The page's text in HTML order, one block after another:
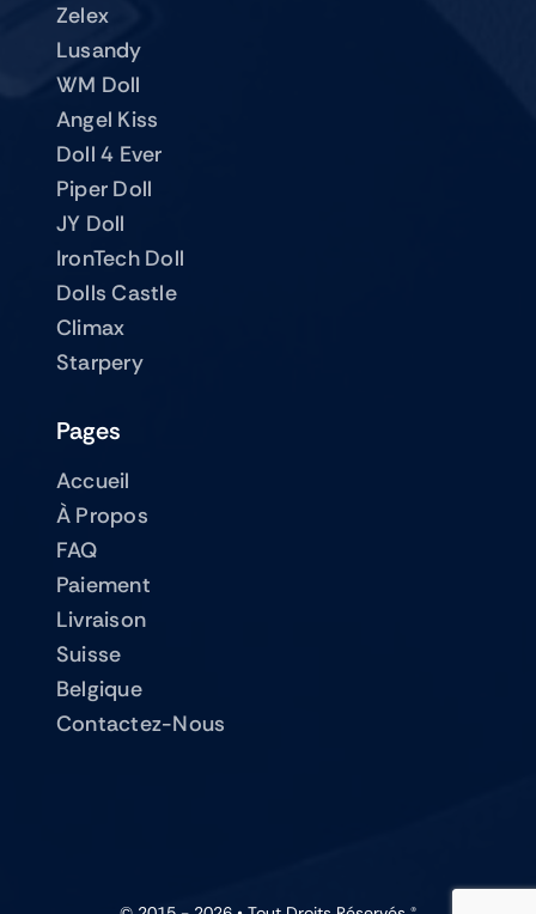
Zelex
Lusandy
WM Doll
Angel Kiss
Doll 4 Ever
Piper Doll
JY Doll
IronTech Doll
Dolls Castle
Climax
Starpery
Pages
Accueil
À Propos
FAQ
Paiement
Livraison
Suisse
Belgique
Contactez-Nous